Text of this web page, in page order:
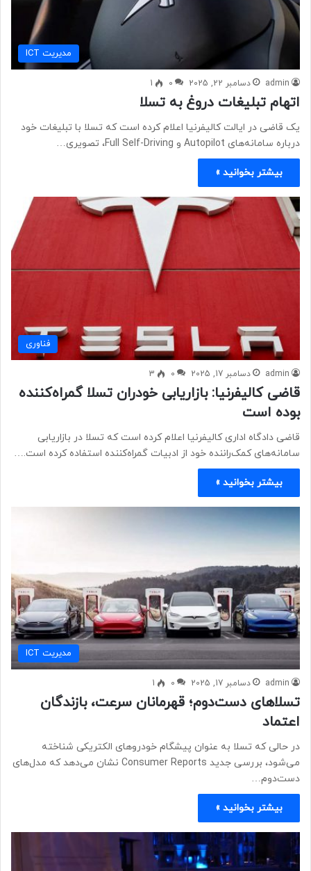
مديريت ICT
admin دسامبر 22, 2025 0
1
اتهام تبلیغات دروغ به تسلا
یک قاضی در ایالت کالیفرنیا اعلام کرده است که تسلا با تبلیغات خود
درباره سامانه‌های Autopilot و Full Self-Driving، تصویری…
بیشتر بخوانید »
فناوری
admin دسامبر 17, 2025 0
3
قاضی کالیفرنیا: بازاریابی خودران تسلا گمراه‌کننده
بوده است
قاضی دادگاه اداری کالیفرنیا اعلام کرده است که تسلا در بازاریابی
سامانه‌های کمک‌راننده خود از ادبیات گمراه‌کننده استفاده کرده است.…
بیشتر بخوانید »
مديريت ICT
admin دسامبر 17, 2025 0
1
تسلاهای دست‌دوم؛ قهرمانان سرعت، بازندگان
اعتماد
در حالی که تسلا به عنوان پیشگام خودروهای الکتریکی شناخته
می‌شود، بررسی جدید Consumer Reports نشان می‌دهد که مدل‌های
دست‌دوم…
بیشتر بخوانید »